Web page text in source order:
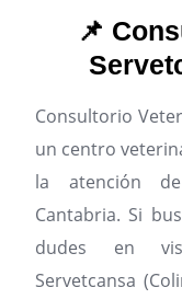
📌
Consultorio
un centro
la atención
Cantabria. Si
dudes en
Servetcansa